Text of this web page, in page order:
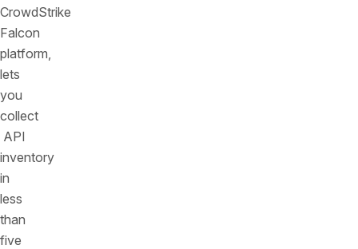
CrowdStrike
Falcon
platform,
lets
you
collect
API
inventory
in
less
than
five